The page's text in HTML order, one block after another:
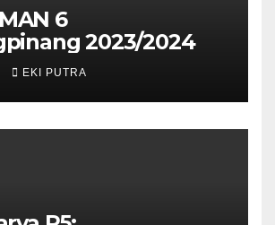
6
2023/2024
EKI PUTRA